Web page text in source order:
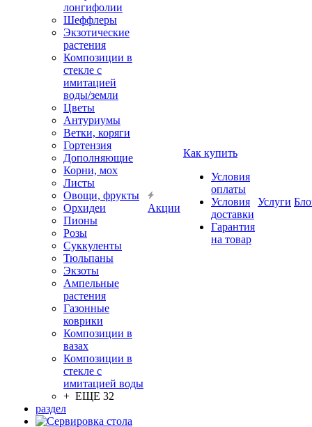
лонгифолии
Шеффлеры
Экзотические
растения
Композиции в
стекле с
имитацией
воды/земли
Цветы
Антуриумы
Ветки, коряги
Гортензия
Дополняющие
Корни, мох
Листы
Овощи, фрукты
Орхидеи
Пионы
Розы
Суккуленты
Тюльпаны
Экзоты
Ампельные
растения
Газонные
коврики
Композиции в
вазах
Композиции в
стекле с
имитацией воды
+ ЕЩЕ 32
раздел
Акции
Как купить
Условия
оплаты
Условия
доставки
Гарантия
на товар
Услуги